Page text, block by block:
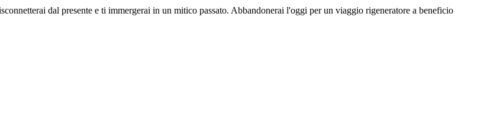
dal presente e ti immergerai in un mitico passato. Abbandonerai l'oggi per un viaggio rigeneratore a beneficio